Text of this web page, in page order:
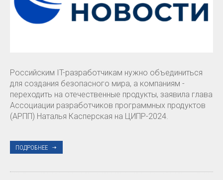
Российским IT-разработчикам нужно объединиться
для создания безопасного мира, а компаниям -
переходить на отечественные продукты, заявила глава
Ассоциации разработчиков программных продуктов
(АРПП) Наталья Касперская на ЦИПР-2024.
ПОДРОБНЕЕ